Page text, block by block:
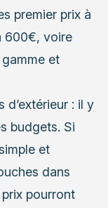
premier prix à
600€, voire
et
d’extérieur : il y
budgets. Si
et
dans
prix pourront